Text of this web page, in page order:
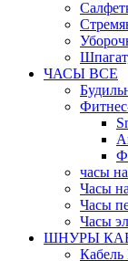
ЧАСЫ ВСЕ
часы
Часы
Часы
Часы
ШНУРЫ